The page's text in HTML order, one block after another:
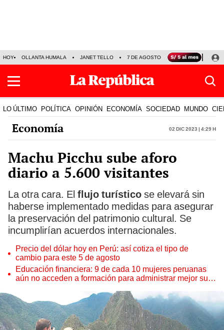
HOY OLLANTA HUMALA JANET TELLO 7 DE AGOSTO TINKA RESULTADOS
LO ÚLTIMO POLÍTICA OPINIÓN ECONOMÍA SOCIEDAD MUNDO
Economía 02 Dic 2023 | 4:29 h
Machu Picchu sube aforo
diario a 5.600 visitantes
La otra cara. El flujo turístico se elevará sin
haberse implementado medidas para asegurar
la preservación del patrimonio cultural. Se
incumplirían acuerdos internacionales.
Precio del dólar hoy en Perú: así cotiza el tipo de
cambio para este 5 de agosto
Educación financiera: 9 de cada 10 mujeres peruanas
aún no acceden a formación para administrar mejor su